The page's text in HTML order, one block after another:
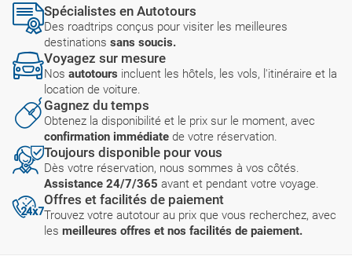
Spécialistes en Autotours
Des roadtrips conçus pour visiter les meilleures
destinations sans soucis.
Voyagez sur mesure
Nos autotours incluent les hôtels, les vols, l'itinéraire et la
location de voiture.
Gagnez du temps
Obtenez la disponibilité et le prix sur le moment, avec
confirmation immédiate de votre réservation.
Toujours disponible pour vous
Dès votre réservation, nous sommes à vos côtés.
Assistance 24/7/365 avant et pendant votre voyage.
Offres et facilités de paiement
Trouvez votre autotour au prix que vous recherchez, avec
les meilleures offres et nos facilités de paiement.